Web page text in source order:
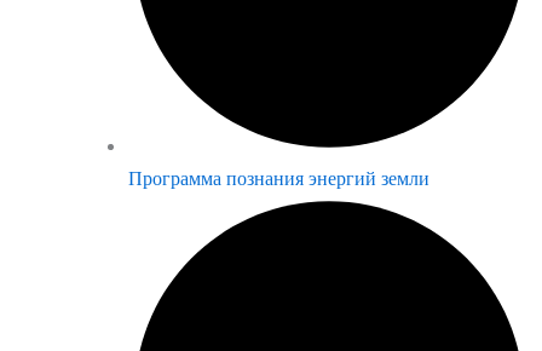
Программа познания энергий земли